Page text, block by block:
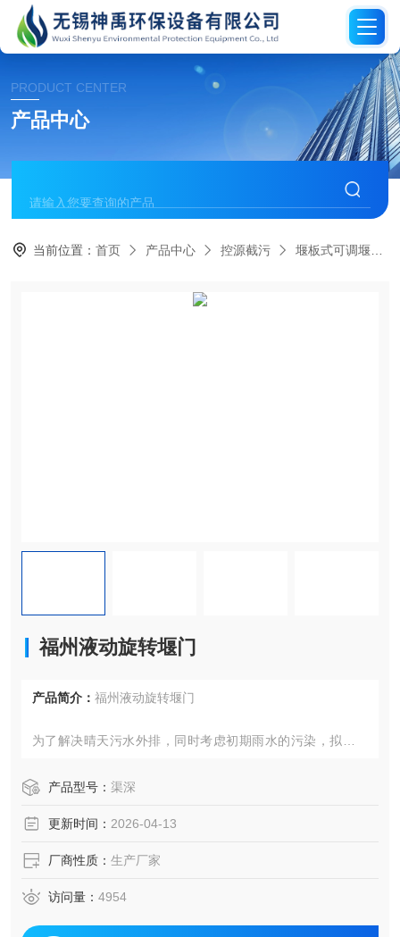
PRODUCT CENTER
产品中心
当前位置：首页 产品中心 控源截污 堰板式可调堰
福州液动旋转堰门
产品简介： 福州液动旋转堰门
为了解决晴天污水外排，同时考虑初期雨水的污染，拟在排
干管，降雨增大时，底部液动旋转堰门开启进行泄洪。降雨
旋转堰门，防止水倒灌
产品型号： 渠深
更新时间： 2026-04-13
厂商性质： 生产厂家
访问量： 4954